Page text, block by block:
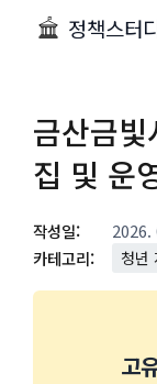
정책스터
금산금
집 및 운
작성일:
2026.
카테고리:
청년
고